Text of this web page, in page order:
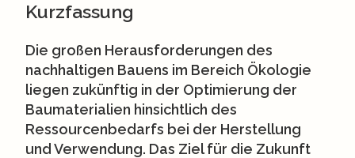
Kurzfassung
Die großen Herausforderungen des
nachhaltigen Bauens im Bereich Ökologie
liegen zukünftig in der Optimierung der
Baumaterialien hinsichtlich des
Ressourcenbedarfs bei der Herstellung
und Verwendung. Das Ziel für die Zukunft